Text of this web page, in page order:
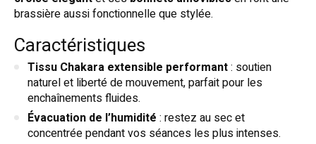
brassière aussi fonctionnelle que stylée.
Caractéristiques
Tissu Chakara extensible performant: soutien
naturel et liberté de mouvement, parfait pour les
enchaînements fluides.
Évacuation de l’humidité : restez au sec et
concentrée pendant vos séances les plus intenses.